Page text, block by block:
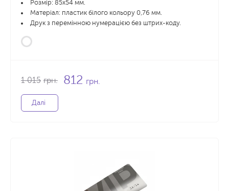
Розмір: 85x54 мм.
Матеріал: пластик білого кольору 0,76 мм.
Друк з перемінною нумерацією без штрих-коду.
1 015 грн. 812 грн.
Далі